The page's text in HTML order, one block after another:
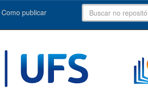
Como publicar